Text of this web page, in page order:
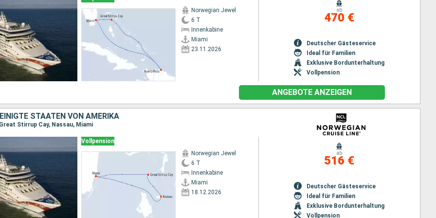
Norwegian Jewel
6 T
Innenkabine
Miami
23.11.2026
ab
470 €
Deutscher Gästeservice
Ideal für Familien
Exklusive Bordunterhaltung
Vollpension
ANGEBOTE ANZEIGEN
STAATEN VON AMERIKA
Stirrup Cay, Nassau, Miami
Vollpension
Norwegian Jewel
6 T
Innenkabine
Miami
18.12.2026
ab
516 €
Deutscher Gästeservice
Ideal für Familien
Exklusive Bordunterhaltung
Vollpension